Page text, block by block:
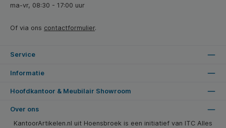
ma-vr, 08:30 - 17:00 uur
Of via ons contactformulier.
Service
Informatie
Hoofdkantoor & Meubilair Showroom
Over ons
KantoorArtikelen.nl uit Hoensbroek is een initiatief van ITC Alles